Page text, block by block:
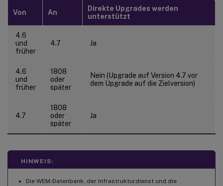
Von An
Direkte Upgrades werden
unterstützt
4.6
und
früher
4.7 Ja
4.6
und
früher
1808
oder
später
Nein (Upgrade auf Version 4.7 vor
dem Upgrade auf die Zielversion)
4.7
1808
oder
später
Ja
HINWEIS:
Die WEM-Datenbank, der Infrastrukturdienst und die